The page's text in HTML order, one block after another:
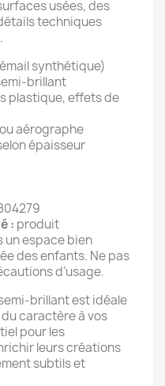
usées, des
techniques
synthétique)
brillant
plastique, effets de
aérographe
épaisseur
: produit
un espace bien
des enfants. Ne pas
d’usage.
brillant est idéale
caractère à vos
pour les
leurs créations
subtils et